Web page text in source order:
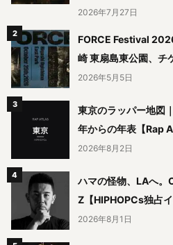
2026年7月27日
FORCE Festival
崎 東扇島東公園、チ
2026年5月5日
東京のラッパー地図
年からの年表【Rap
2026年8月2日
ハマの怪物、LAへ。
Z【HIPHOPCs独占イ
2026年8月1日